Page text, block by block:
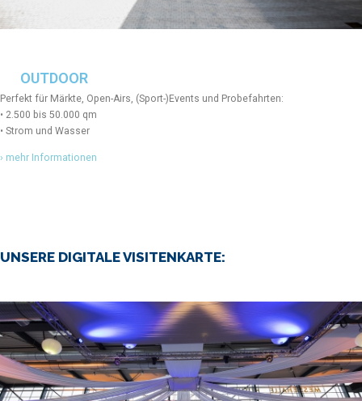
OUTDOOR
Perfekt für Märkte, Open-Airs, (Sport-)Events und Probefahrten:
• 2.500 bis 50.000 qm
• Strom und Wasser
› mehr Informationen
UNSERE DIGITALE VISITENKARTE: